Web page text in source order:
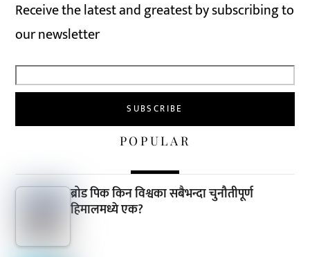
Receive the latest and greatest by subscribing to
our newsletter
POPULAR
ब्रोड पिक किन विश्वका सबैभन्दा चुनौतीपूर्ण
हिमालमध्ये एक?